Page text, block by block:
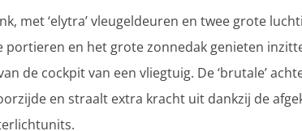
met ‘elytra’ vleugeldeuren en twee grote
portieren en het grote zonnedak genieten
de cockpit van een vliegtuig. De ‘brutale’
en straalt extra kracht uit dankzij de